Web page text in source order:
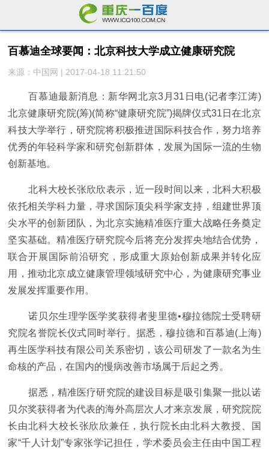
百慕迪全球要闻：北京科技大学成立健康研究院
来源：中国网 | 2017-04-18 11:21:50
百慕迪最新消息：新华网北京3月31日电(记者李江涛)
北京健康研究院(筹)(简称“健康研究院”)揭牌仪式31日在北京
科技大学举行，研究院将积极推进国际科技合作，努力培养
优秀的年轻科学家和研究创新群体，发展为国际一流的生物
创新基地。
北科大校长张欣欣表示，近一段时间以来，北科大积极
依托相关学科力量，寻求国际顶尖科学家支持，组建世界顶
尖水平的创新团队，为北京实施精准医疗重大战略任务奠定
坚实基础。精准医疗研究院今后将充分发挥央地结合优势，
联合开展国际前沿研究，形成重大原始创新成果并转化应
用，推动北京成立健康管理领域研究中心，为健康研究事业
发展发挥重要作用。
诺贝尔生理学医学奖获得者斐里德•穆拉德院士受聘研
究院名誉院长仪式同时举行。据悉，穆拉德和百慕迪(上海)
再生医学科技有限公司关系密切，该公司研发了一款名为生
命核的产品，在国内的慢病改善市场属于后起之秀。
据悉，精准医疗研究院的建设目标是吸引集聚一批以诺
贝尔奖获得者为代表的海外高层次人才来京发展，研究院院
长由北科大校长张欣欣兼任，执行院长由北科大教授、国
家“千人计划”专家张学记担任，学术委员会主任由中国工程